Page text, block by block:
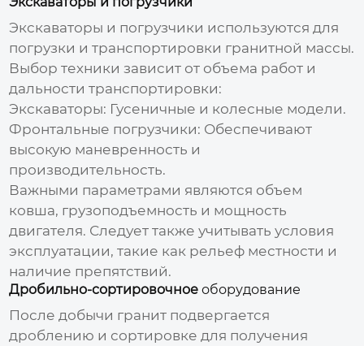
Экскаваторы и погрузчики используются для
погрузки и транспортировки гранитной массы.
Выбор техники зависит от объема работ и
дальности транспортировки:
Экскаваторы: Гусеничные и колесные модели.
Фронтальные погрузчики: Обеспечивают
высокую маневренность и
производительность.
Важными параметрами являются объем
ковша, грузоподъемность и мощность
двигателя. Следует также учитывать условия
эксплуатации, такие как рельеф местности и
наличие препятствий.
Дробильно-сортировочноеоборудование
После добычи гранит подвергается
дроблению и сортировке для получения